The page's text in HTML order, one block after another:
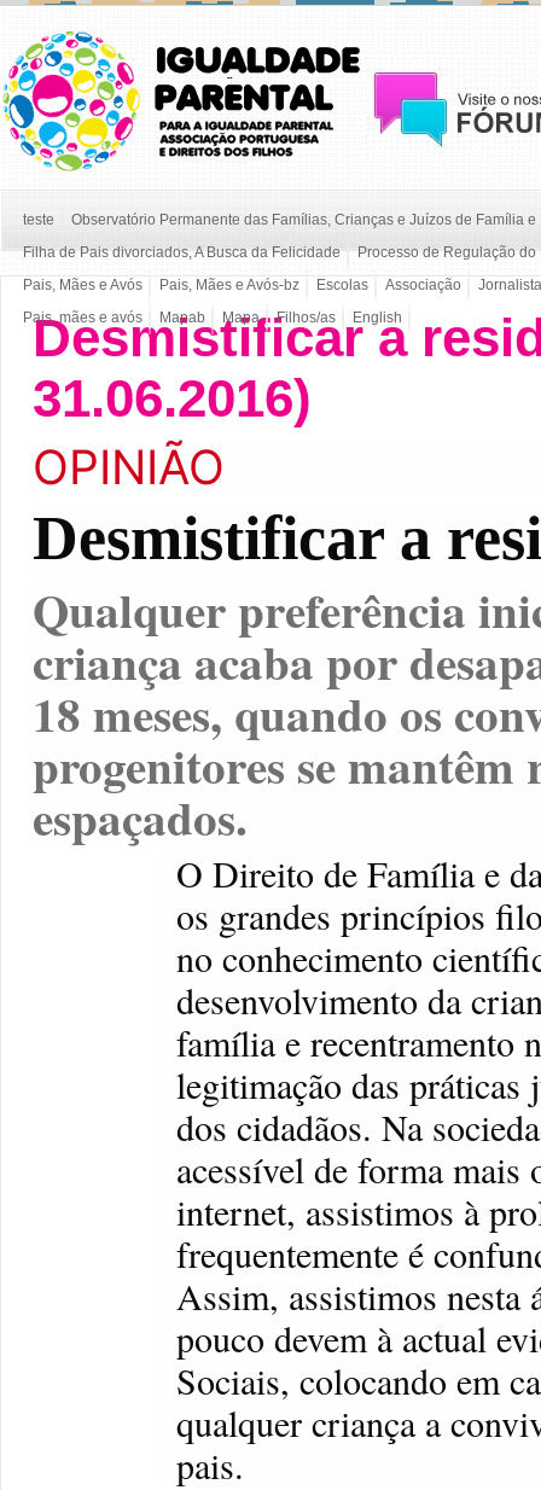
teste
Observatório Permanente das Famílias, Crianças e Juízos de Família e
Filha de Pais divorciados, A Busca da Felicidade
Processo de Regulação
Pais, Mães e Avós
Pais, Mães e Avós-bz Escolas Associação
Pais, mães e avós
Mapab Mapa Filhos/as English
Desmistificar a
31.06.2016)
OPINIÃO
Desmistificar a
Qualquer preferência
criança acaba por
18 meses, quando os
progenitores se mantêm
espaçados.
O Direito de Família e
os grandes princípios
no conhecimento
desenvolvimento da
família e recentramento
legitimação das práticas
dos cidadãos. Na
acessível de forma mais
internet, assistimos à
frequentemente é
Assim, assistimos nesta
pouco devem à actual
Sociais, colocando em
qualquer criança a
pais.